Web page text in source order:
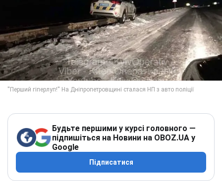
Будьте першими у курсі головного —
підпишіться на Новини на OBOZ.UA у
Google
Підписатися